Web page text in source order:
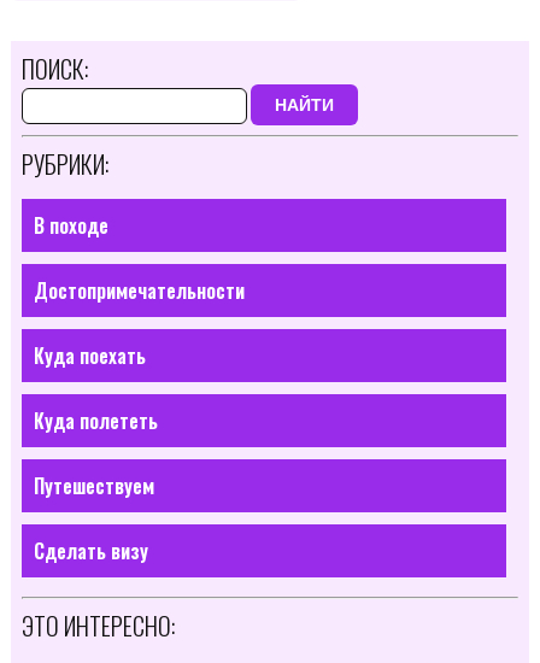
ПОИСК:
НАЙТИ
РУБРИКИ:
В походе
Достопримечательности
Куда поехать
Куда полететь
Путешествуем
Сделать визу
ЭТО ИНТЕРЕСНО: